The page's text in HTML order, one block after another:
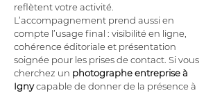
reflètent votre activité.
L’accompagnement prend aussi en
compte l’usage final : visibilité en ligne,
cohérence éditoriale et présentation
soignée pour les prises de contact. Si vous
cherchez un photographe entrepriseà
Igny capable de donner de la présence à